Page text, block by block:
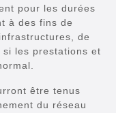
pour les durées
à des fins de
de
les prestations et
être tenus
du réseau